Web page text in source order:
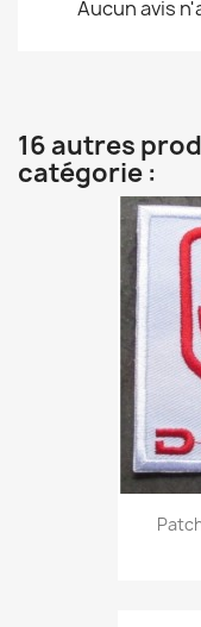
Aucun avis
16 autres
catégorie :